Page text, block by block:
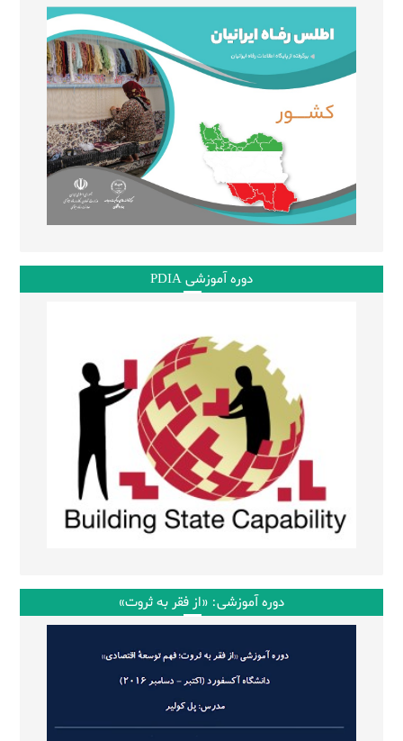
دوره آموزشی PDIA
دوره آموزشی: «از فقر به ثروت»